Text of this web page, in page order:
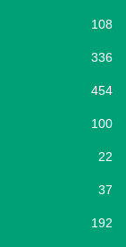
108
336
454
100
22
37
192